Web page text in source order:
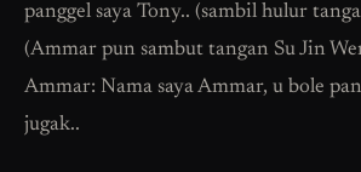
panggel saya Tony.. (sambil hulur
(Ammar pun sambut tangan Su Jin
Ammar: Nama saya Ammar, u bole
jugak..